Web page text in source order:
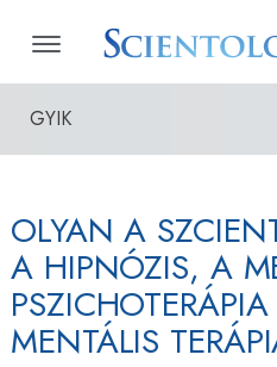
GYIK
OLYAN A
A HIPNÓZIS, A
MENTÁLIS